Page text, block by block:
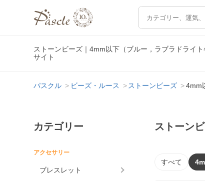
ストーンビーズ｜4mm以下（ブルー，ラブラドライ
サイト
パスクル ビーズ・ルース ストーンビーズ 4mm
カテゴリー
アクセサリー
ブレスレット
ストーン
すべて